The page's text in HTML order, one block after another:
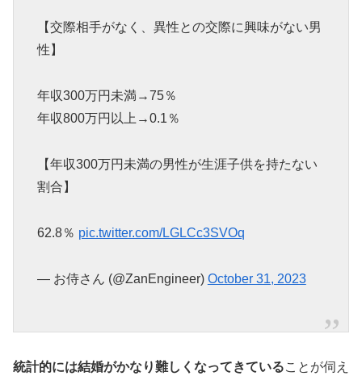
【交際相手がなく、異性との交際に興味がない男
性】
年収300万円未満→75％
年収800万円以上→0.1％
【年収300万円未満の男性が生涯子供を持たない
割合】
62.8％ pic.twitter.com/LGLCc3SVOq
— お侍さん (@ZanEngineer) October 31, 2023
統計的には結婚がかなり難しくなってきていることが伺え